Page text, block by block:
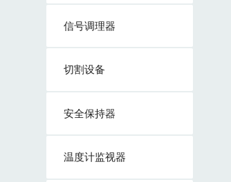
信号调理器
切割设备
安全保持器
温度计监视器